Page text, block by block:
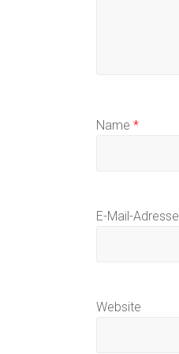
Name *
E-Mail-Adresse
Website